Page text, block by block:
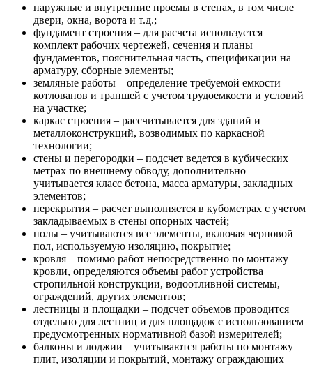
наружные и внутренние проемы в стенах, в том числе
двери, окна, ворота и т.д.;
фундамент строения – для расчета используется
комплект рабочих чертежей, сечения и планы
фундаментов, пояснительная часть, спецификации на
арматуру, сборные элементы;
земляные работы – определение требуемой емкости
котлованов и траншей с учетом трудоемкости и условий
на участке;
каркас строения – рассчитывается для зданий и
металлоконструкций, возводимых по каркасной
технологии;
стены и перегородки – подсчет ведется в кубических
метрах по внешнему обводу, дополнительно
учитывается класс бетона, масса арматуры, закладных
элементов;
перекрытия – расчет выполняется в кубометрах с учетом
закладываемых в стены опорных частей;
полы – учитываются все элементы, включая черновой
пол, используемую изоляцию, покрытие;
кровля – помимо работ непосредственно по монтажу
кровли, определяются объемы работ устройства
стропильной конструкции, водоотливной системы,
ограждений, других элементов;
лестницы и площадки – подсчет объемов проводится
отдельно для лестниц и для площадок с использованием
предусмотренных нормативной базой измерителей;
балконы и лоджии – учитываются работы по монтажу
плит, изоляции и покрытий, монтажу ограждающих